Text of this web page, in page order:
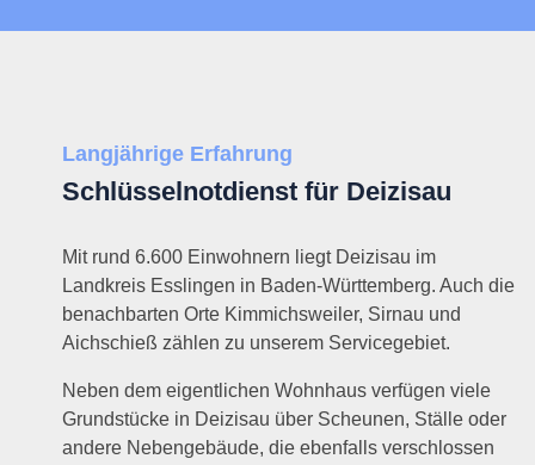
Langjährige Erfahrung
Schlüsselnotdienst für Deizisau
Mit rund 6.600 Einwohnern liegt Deizisau im
Landkreis Esslingen in Baden-Württemberg. Auch die
benachbarten Orte Kimmichsweiler, Sirnau und
Aichschieß zählen zu unserem Servicegebiet.
Neben dem eigentlichen Wohnhaus verfügen viele
Grundstücke in Deizisau über Scheunen, Ställe oder
andere Nebengebäude, die ebenfalls verschlossen